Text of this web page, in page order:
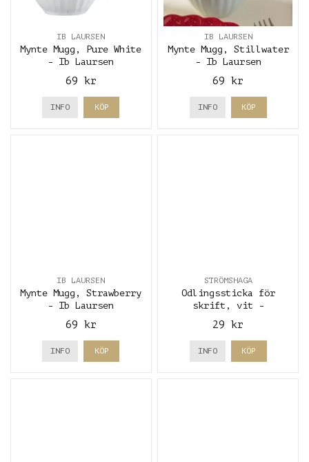
IB LAURSEN
Mynte Mugg, Pure White
- Ib Laursen
69 kr
INFO KÖP
IB LAURSEN
Mynte Mugg, Stillwater
- Ib Laursen
69 kr
INFO KÖP
IB LAURSEN
Mynte Mugg, Strawberry
- Ib Laursen
69 kr
INFO KÖP
STRÖMSHAGA
Odlingssticka för
skrift, vit -
29 kr
INFO KÖP